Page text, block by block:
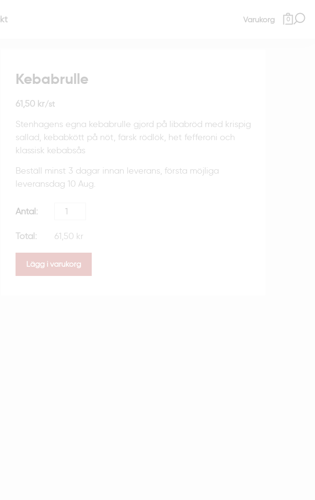
Varukorg 0
Kebabrulle
61,50 kr/st
Stenhagens egna kebabrulle gjord på libabröd med krispig
sallad, kebabkött på nöt, färsk rödlök, het fefferoni och
klassisk kebabsås
Beställ minst 3 dagar innan leverans, första möjliga
leveransdag 10 Aug.
61,50 kr
Lägg i varukorg